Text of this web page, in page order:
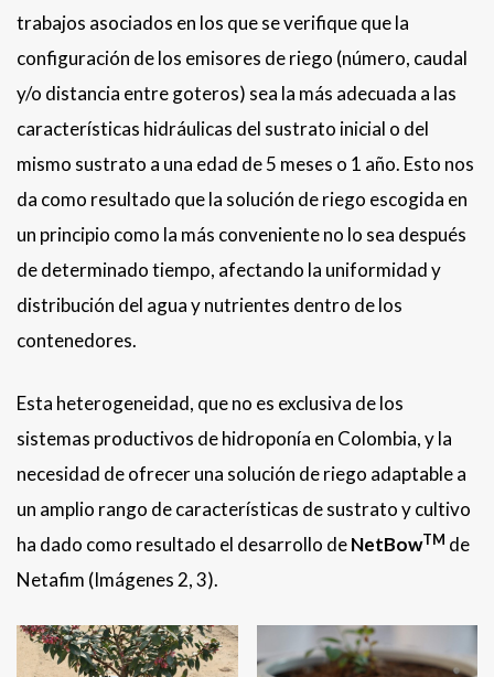
trabajos asociados en los que se verifique que la
configuración de los emisores de riego (número, caudal
y/o distancia entre goteros) sea la más adecuada a las
características hidráulicas del sustrato inicial o del
mismo sustrato a una edad de 5 meses o 1 año. Esto nos
da como resultado que la solución de riego escogida en
un principio como la más conveniente no lo sea después
de determinado tiempo, afectando la uniformidad y
distribución del agua y nutrientes dentro de los
contenedores.
Esta heterogeneidad, que no es exclusiva de los
sistemas productivos de hidroponía en Colombia, y la
necesidad de ofrecer una solución de riego adaptable a
un amplio rango de características de sustrato y cultivo
ha dado como resultado el desarrollo deNetBowTM de
Netafim (Imágenes 2, 3).